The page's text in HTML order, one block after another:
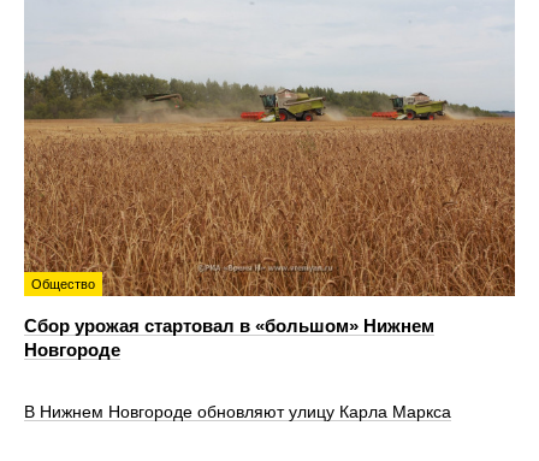
Общество
Сбор урожая стартовал в «большом» Нижнем
Новгороде
В Нижнем Новгороде обновляют улицу Карла Маркса